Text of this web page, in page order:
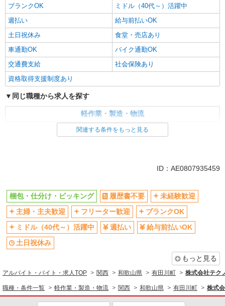
ブランクOK
ミドル（40代～）活躍中
週払い
給与前払いOK
土日祝休み
食堂・売店あり
車通勤OK
バイク通勤OK
交通費支給
社会保険あり
資格取得支援制度あり
同じ職種から求人を探す
軽作業・製造・物流
梱包・仕分け・ピッキング
交通費支給
社会保険あり
関連する条件をもっと見る
ID：AE0807935459
梱包・仕分け・ピッキング 履歴書不要
未経験歓迎
主婦・主夫歓迎
フリーター歓迎
ブランクOK
ミドル（40代～）活躍中
週払い
給与前払いOK
土日祝休み
もっと見る
アルバイト・バイト・求人TOP 関西 和歌山県 有田川町 株式会社テク
職種・条件一覧 軽作業・製造・物流 関西 和歌山県 有田川町 株式